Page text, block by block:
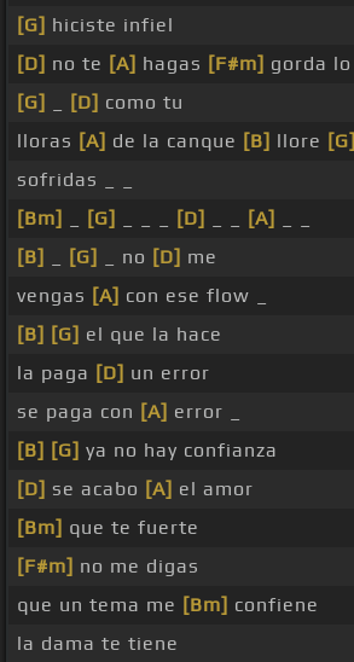
[G] hiciste infiel
[D] no te [A] hagas [F#m] gorda lo
[G]
[D] como tu
lloras [A] de la canque [B] llore [G]
sofridas _ _
[Bm]
[G] [D] [A]
[B]
[G] _ no [D] me
vengas [A] con ese flow _
[B] [G] el que la hace
la paga [D] un error
se paga con [A] error _
[B] [G] ya no hay confianza
[D] se acabo [A] el amor
[Bm] que te fuerte
[F#m] no me digas
que un tema me [Bm] confiene
la dama te tiene